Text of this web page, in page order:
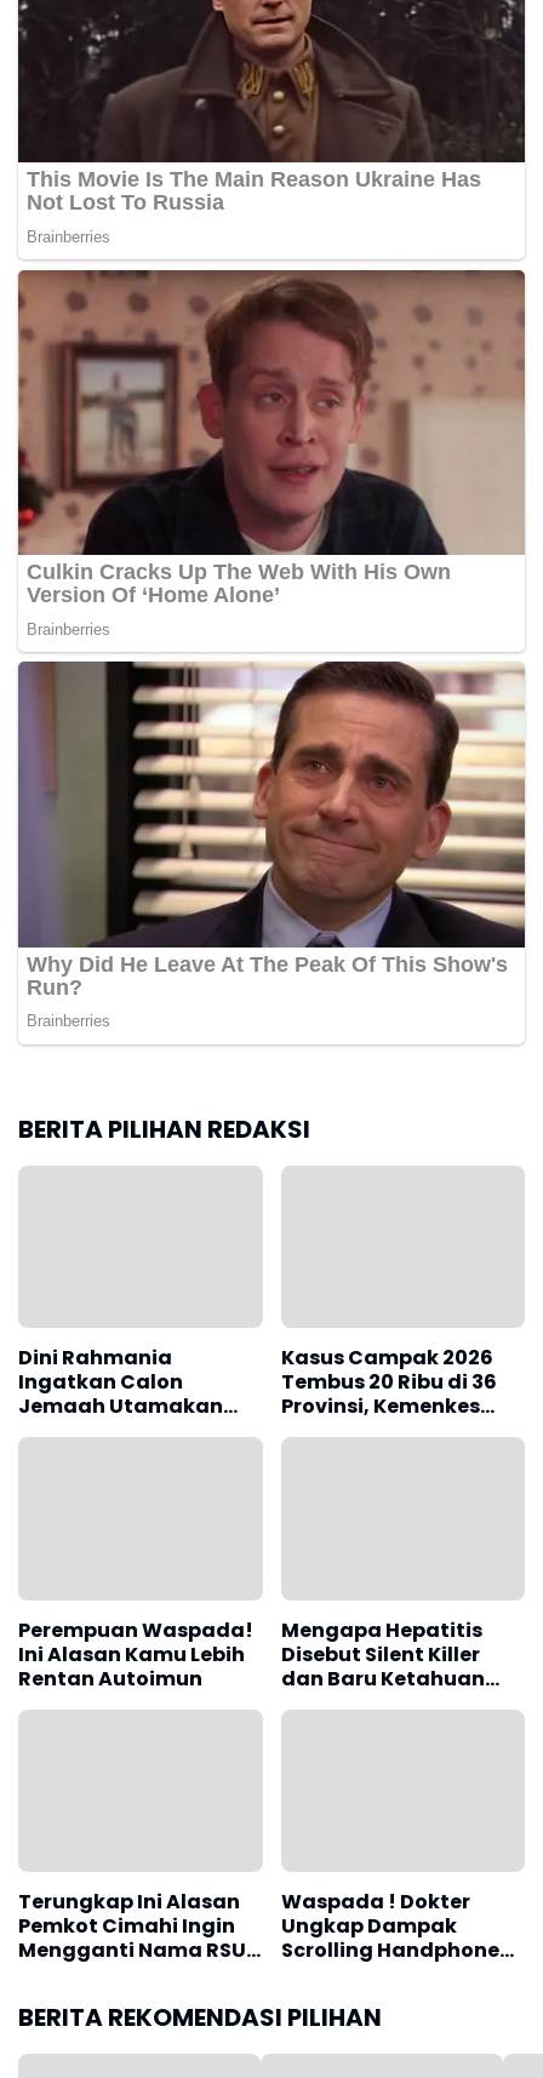
BERITA PILIHAN REDAKSI
Dini Rahmania
Ingatkan Calon
Jemaah Utamakan
Istitha'ah Kesehatan
Kasus Campak 2026
Tembus 20 Ribu di 36
Provinsi, Kemenkes
Ingatkan Pentingnya
Perempuan Waspada!
Ini Alasan Kamu Lebih
Rentan Autoimun
Mengapa Hepatitis
Disebut Silent Killer
dan Baru Ketahuan
Terungkap Ini Alasan
Pemkot Cimahi Ingin
Mengganti Nama RSUD
Waspada ! Dokter
Ungkap Dampak
Scrolling Handphone
Otak
BERITA REKOMENDASI PILIHAN